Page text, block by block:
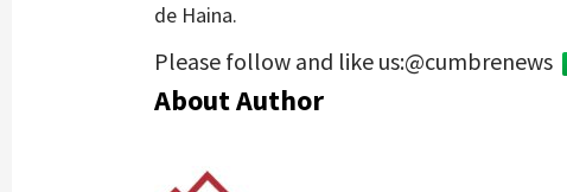
de Haina.
Please follow and like us:@cumbrenews
About Author